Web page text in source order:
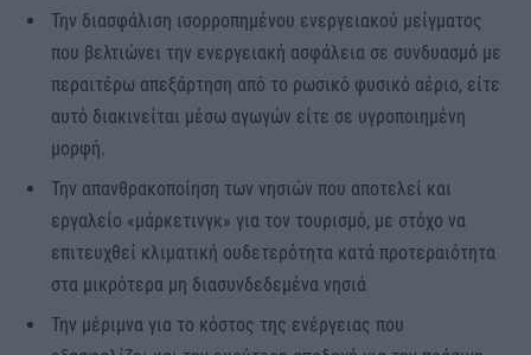
Την διασφάλιση ισορροπημένου ενεργειακού μείγματος
που βελτιώνει την ενεργειακή ασφάλεια σε συνδυασμό με
περαιτέρω απεξάρτηση από το ρωσικό φυσικό αέριο, είτε
αυτό διακινείται μέσω αγωγών είτε σε υγροποιημένη
μορφή.
Την απανθρακοποίηση των νησιών που αποτελεί και
εργαλείο «μάρκετινγκ» για τον τουρισμό, με στόχο να
επιτευχθεί κλιματική ουδετερότητα κατά προτεραιότητα
στα μικρότερα μη διασυνδεδεμένα νησιά
Την μέριμνα για το κόστος της ενέργειας που